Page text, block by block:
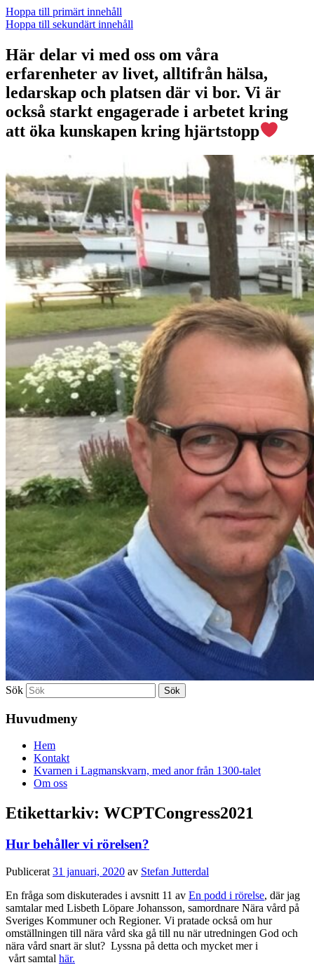
Hoppa till primärt innehåll
Hoppa till sekundärt innehåll
Här delar vi med oss om våra
erfarenheter av livet, alltifrån hälsa,
ledarskap och platsen där vi bor. Vi är
också starkt engagerade i arbetet kring
att öka kunskapen kring hjärtstopp
Sök
Huvudmeny
Hem
Kontakt
Kvarnen i Lagmanskvarn, med anor från 1300-talet
Om oss
Etikettarkiv: WCPTCongress2021
Hur behåller vi rörelsen?
Publicerat 31 januari, 2020 av Stefan Jutterdal
En fråga som diskuterades i avsnitt 11 av En podd i rörelse, där jag
samtalar med Lisbeth Löpare Johansson, samordnare Nära vård på
Sveriges Kommuner och Regioner. Vi pratade också om hur
omställningen till nära vård ska gå till nu när utredningen God och
nära vård snart är slut? Lyssna på detta och mycket mer i
vårt samtal här.